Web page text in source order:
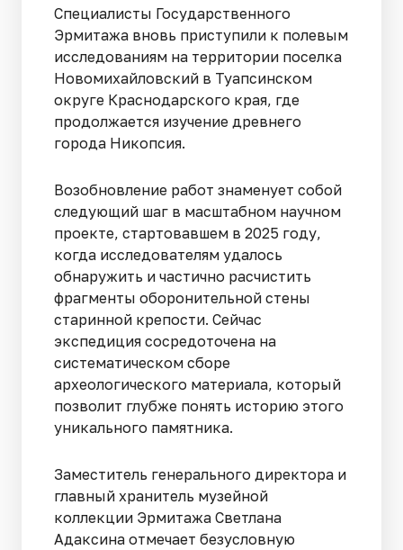
Специалисты Государственного
Эрмитажа вновь приступили к полевым
исследованиям на территории поселка
Новомихайловский в Туапсинском
округе Краснодарского края, где
продолжается изучение древнего
города Никопсия.
Возобновление работ знаменует собой
следующий шаг в масштабном научном
проекте, стартовавшем в 2025 году,
когда исследователям удалось
обнаружить и частично расчистить
фрагменты оборонительной стены
старинной крепости. Сейчас
экспедиция сосредоточена на
систематическом сборе
археологического материала, который
позволит глубже понять историю этого
уникального памятника.
Заместитель генерального директора и
главный хранитель музейной
коллекции Эрмитажа Светлана
Адаксина отмечает безусловную